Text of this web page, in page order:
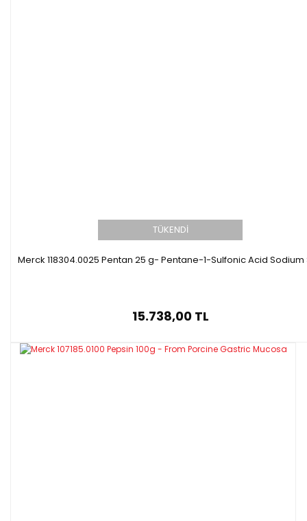
TÜKENDİ
Merck 118304.0025 Pentan 25 g- Pentane-1-Sulfonic Acid Sodium
15.738,00 TL